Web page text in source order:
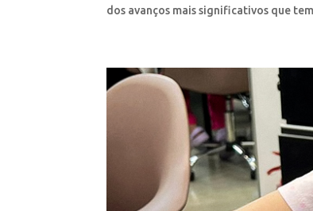
dos avanços mais significativos que